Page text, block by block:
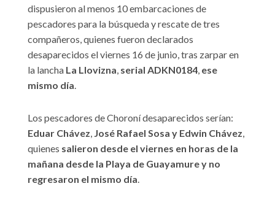
dispusieron al menos 10 embarcaciones de
pescadores para la búsqueda y rescate de tres
compañeros, quienes fueron declarados
desaparecidos el viernes 16 de junio, tras zarpar en
la lancha La Llovizna, serial ADKN0184, ese
mismo día.
Los pescadores de Choroní desaparecidos serían:
Eduar Chávez, José Rafael Sosa y Edwin Chávez,
quienes salieron desde el viernes en horas de la
mañana desde la Playa de Guayamure y no
regresaron el mismo día.